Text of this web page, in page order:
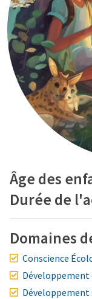
Âge des
Durée de
Domaines
Conscience
Développement